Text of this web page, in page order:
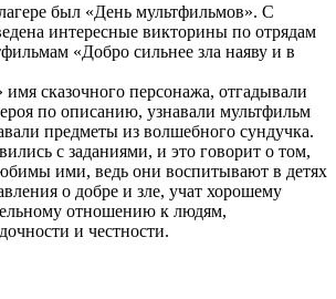
был «День мультфильмов». С
интересные викторины по отрядам
«Добро сильнее зла наяву и в
имя сказочного персонажа, отгадывали
по описанию, узнавали мультфильм
предметы из волшебного сундучка.
с заданиями, и это говорит о том,
ими, ведь они воспитывают в детях
о добре и зле, учат хорошему
отношению к людям,
и честности.